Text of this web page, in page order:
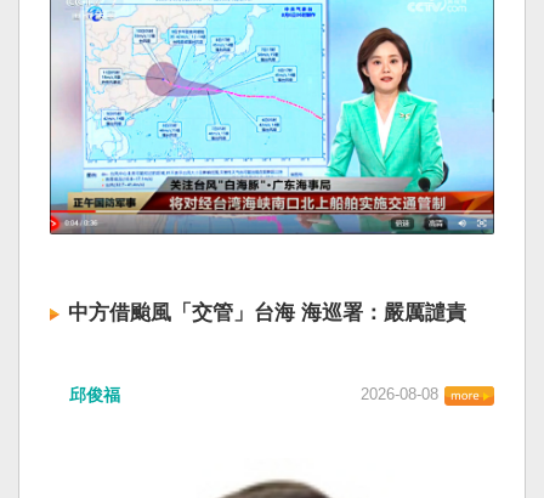
中方借颱風「交管」台海 海巡署：嚴厲譴責
「將對經過台灣海峽南口北上船舶實施交通管
視網） 陸委會：中共無理粗魯聲明 極其可笑 中國
邱俊福 2026-08-08